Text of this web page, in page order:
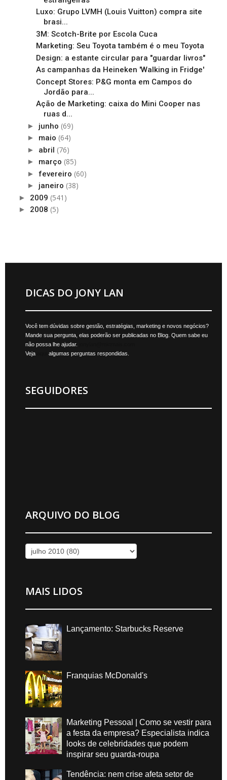
Luxo: Grupo LVMH (Louis Vuitton) compra site
brasi...
3M: Scotch-Brite por Escola Cuca
Marketing: Seu Toyota também é o meu Toyota
Design: a estante circular para "guardar livros"
As campanhas da Heineken 'Walking in Fridge'
Concept Stores: P&G monta em Campos do
Jordão para...
Ação de Marketing: caixa do Mini Cooper nas
ruas d...
► junho (69)
► maio (64)
► abril (76)
► março (85)
► fevereiro (60)
► janeiro (38)
► 2009 (541)
► 2008 (5)
DICAS DO JONY LAN
Você tem dúvidas sobre gestão, estratégias, marketing e novos negócios?
Mande sua pergunta, elas poderão ser publicadas no Blog. Quem sabe eu
não possa lhe ajudar.
Veja
algumas perguntas respondidas.
SEGUIDORES
ARQUIVO DO BLOG
MAIS LIDOS
Lançamento: Starbucks Reserve
Franquias McDonald's
Marketing Pessoal | Como se vestir para
a festa da empresa? Especialista indica
looks de celebridades que podem
inspirar seu guarda-roupa
Tendência: nem crise afeta setor de